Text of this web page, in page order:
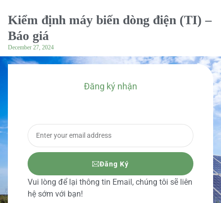
Kiểm định máy biến dòng điện (TI) –
Báo giá
December 27, 2024
Đăng ký nhận
Đăng Ký
Vui lòng để lại thông tin Email, chúng tôi sẽ liên
hệ sớm với bạn!